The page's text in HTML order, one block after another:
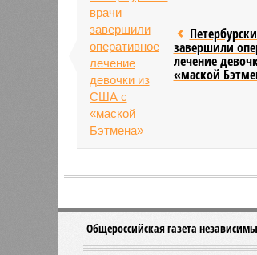
завершили
лечение
«маской
Версия //Власть //Названы главные
Домыслы и